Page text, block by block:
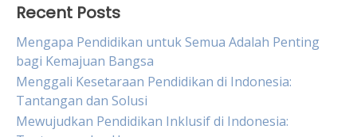
Recent Posts
Mengapa Pendidikan untuk Semua Adalah Penting
bagi Kemajuan Bangsa
Menggali Kesetaraan Pendidikan di Indonesia:
Tantangan dan Solusi
Mewujudkan Pendidikan Inklusif di Indonesia: